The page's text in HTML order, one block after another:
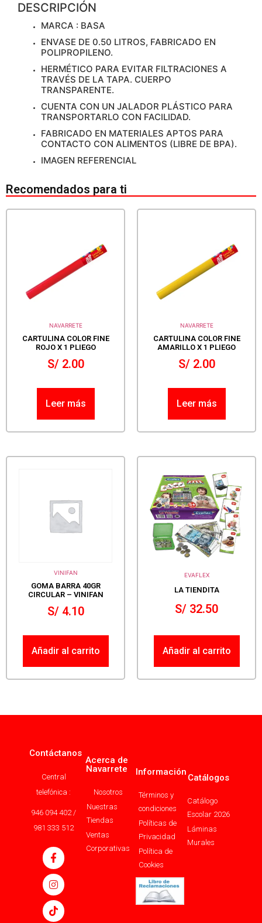
DESCRIPCIÓN
MARCA : BASA
ENVASE DE 0.50 LITROS, FABRICADO EN
POLIPROPILENO.
HERMÉTICO PARA EVITAR FILTRACIONES A
TRAVÉS DE LA TAPA. CUERPO
TRANSPARENTE.
CUENTA CON UN JALADOR PLÁSTICO PARA
TRANSPORTARLO CON FACILIDAD.
FABRICADO EN MATERIALES APTOS PARA
CONTACTO CON ALIMENTOS (LIBRE DE BPA).
IMAGEN REFERENCIAL
Recomendados para ti
NAVARRETE
CARTULINA COLOR FINE
ROJO X 1 PLIEGO
S/2.00
Leer más
NAVARRETE
CARTULINA COLOR FINE
AMARILLO X 1 PLIEGO
S/2.00
Leer más
VINIFAN
GOMA BARRA 40GR
CIRCULAR – VINIFAN
S/4.10
Añadir al carrito
EVAFLEX
LA TIENDITA
S/ 32.50
Añadir al carrito
Contáctanos
Central
telefónica :
946 094 402 /
981 333 512
Acerca de
Navarrete
Nosotros
Nuestras
Tiendas
Ventas
Corporativas
Información
Términos y
condiciones
Políticas de
Privacidad
Política de
Cookies
Catálogos
Catálogo
Escolar 2026
Láminas
Murales